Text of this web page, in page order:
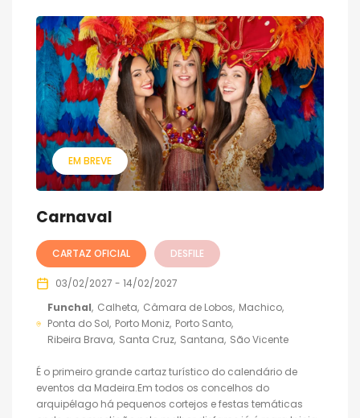
EM BREVE
Carnaval
CARTAZ OFICIAL DESFILE
03/02/2027 - 14/02/2027
Funchal Calheta Câmara de Lobos Machico
Ponta do Sol Porto Moniz Porto Santo
Ribeira Brava Santa Cruz Santana São Vicente
É o primeiro grande cartaz turístico do calendário de
eventos da Madeira.Em todos os concelhos do
arquipélago há pequenos cortejos e festas temáticas